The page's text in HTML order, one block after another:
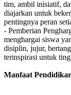
tim, ambil inisiatif,
diajarkan untuk
pentingnya peran
- Pemberian
menghargai siswa
disiplin, jujur,
terinspirasi untuk
Manfaat